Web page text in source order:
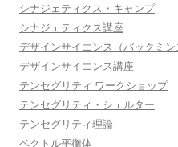
シナジェティクス・キャンプ
シナジェティクス講座
デザインサイエンス（バックミン
デザインサイエンス講座
テンセグリティ ワークショップ
テンセグリティ・シェルター
テンセグリティ理論
ベクトル平衡体